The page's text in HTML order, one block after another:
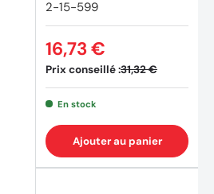
2-15-599
Prix conseillé :31,32 €
16,73 €
En stock
Ajouter au panier